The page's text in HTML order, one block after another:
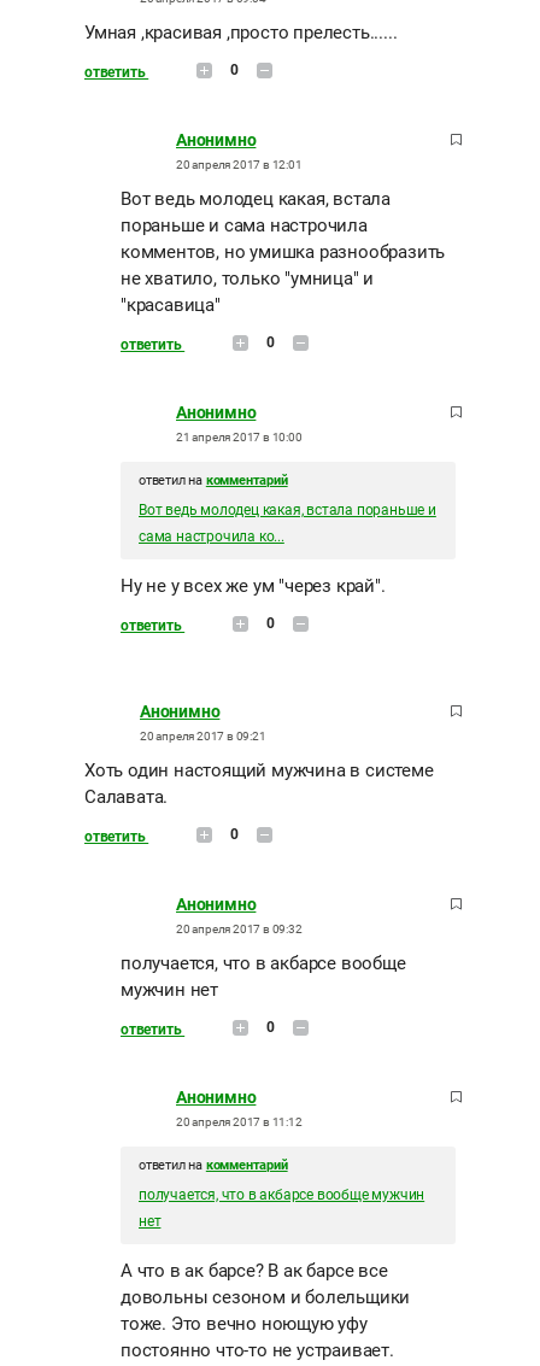
Умная ,красивая ,просто прелесть......
ответить 0
Анонимно
20 апреля 2017 в 12:01
Вот ведь молодец какая, встала
пораньше и сама настрочила
комментов, но умишка разнообразить
не хватило, только "умница" и
"красавица"
ответить 0
Анонимно
21 апреля 2017 в 10:00
ответил на комментарий
Вот ведь молодец какая, встала пораньше и
сама настрочила ко...
Ну не у всех же ум "через край".
ответить 0
Анонимно
20 апреля 2017 в 09:21
Хоть один настоящий мужчина в системе
Салавата.
ответить 0
Анонимно
20 апреля 2017 в 09:32
получается, что в акбарсе вообще
мужчин нет
ответить 0
Анонимно
20 апреля 2017 в 11:12
ответил на комментарий
получается, что в акбарсе вообще мужчин
нет
А что в ак барсе? В ак барсе все
довольны сезоном и болельщики
тоже. Это вечно ноющую уфу
постоянно что-то не устраивает.